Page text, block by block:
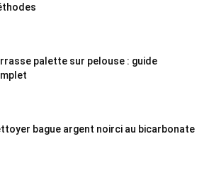
palette sur pelouse : guide
bague argent noirci au bicarbonate